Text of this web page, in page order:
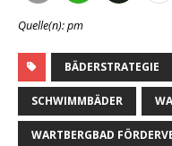
Quelle(n): pm
BÄDERSTRATEGIE
SCHWIMMBÄDER
WARTBERGBAD